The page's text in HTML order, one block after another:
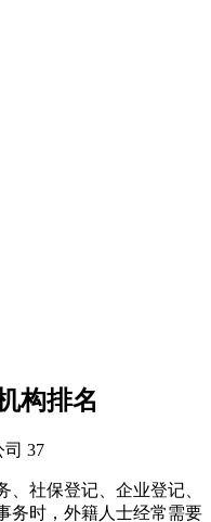
构排名
37
社保登记、企业登记、
务时，外籍人士经常需要